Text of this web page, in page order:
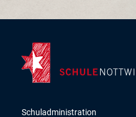
Schuladministration